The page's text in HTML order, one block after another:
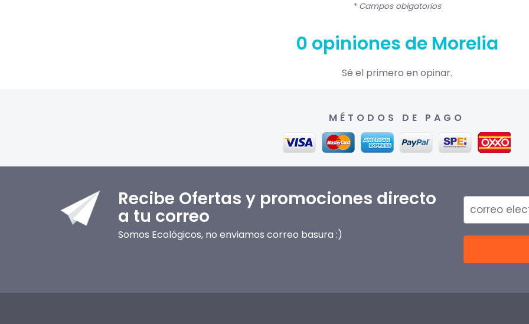
* Campos obigatorios
0 opiniones de Morelia
Sé el primero en opinar.
MÉTODOS DE PAGO
Recibe Ofertas y promociones directo
a tu correo
Somos Ecológicos, no enviamos correo basura :)